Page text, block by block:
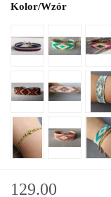
Kolor/Wzór
129.00